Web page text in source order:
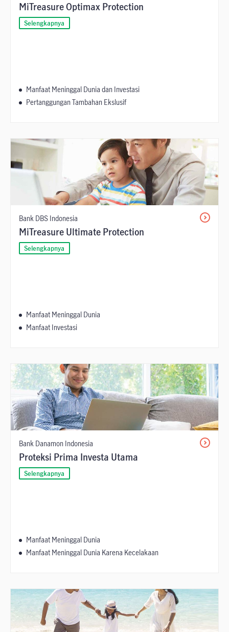
MiTreasure Optimax Protection
Selengkapnya
Manfaat Meninggal Dunia dan Investasi
Pertanggungan Tambahan Ekslusif
Bank DBS Indonesia
MiTreasure Ultimate Protection
Selengkapnya
Manfaat Meninggal Dunia
Manfaat Investasi
Bank Danamon Indonesia
Proteksi Prima Investa Utama
Selengkapnya
Manfaat Meninggal Dunia
Manfaat Meninggal Dunia Karena Kecelakaan